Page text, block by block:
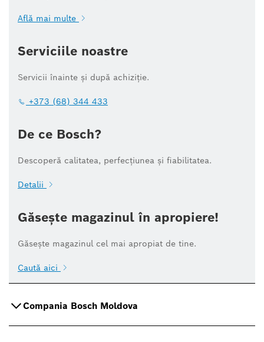
Află mai multe
Serviciile noastre
Servicii înainte și după achiziție.
+373 (68) 344 433
De ce Bosch?
Descoperă calitatea, perfecțiunea și fiabilitatea.
Detalii
Găsește magazinul în apropiere!
Găsește magazinul cel mai apropiat de tine.
Caută aici
Compania Bosch Moldova